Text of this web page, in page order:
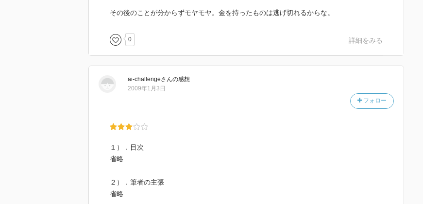
その後のことが分からずモヤモヤ。金を持ったものは逃げ切れるからな。
0 詳細をみる
ai-challengeさんの感想
フォロー
2009年1月3日
１）．目次
省略
２）．筆者の主張
省略